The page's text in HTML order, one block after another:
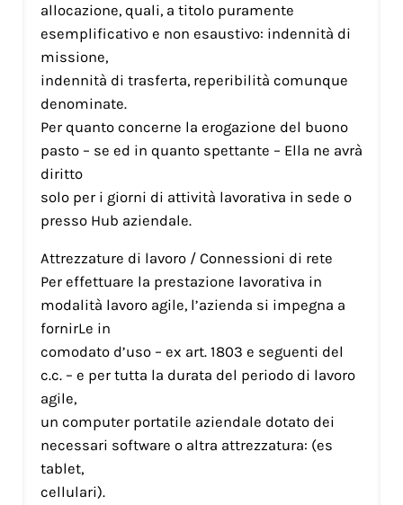
allocazione, quali, a titolo puramente
esemplificativo e non esaustivo: indennità di
missione,
indennità di trasferta, reperibilità comunque
denominate.
Per quanto concerne la erogazione del buono
pasto – se ed in quanto spettante – Ella ne avrà
diritto
solo per i giorni di attività lavorativa in sede o
presso Hub aziendale.
Attrezzature di lavoro / Connessioni di rete
Per effettuare la prestazione lavorativa in
modalità lavoro agile, l’azienda si impegna a
fornirLe in
comodato d’uso – ex art. 1803 e seguenti del
c.c. – e per tutta la durata del periodo di lavoro
agile,
un computer portatile aziendale dotato dei
necessari software o altra attrezzatura: (es
tablet,
cellulari).